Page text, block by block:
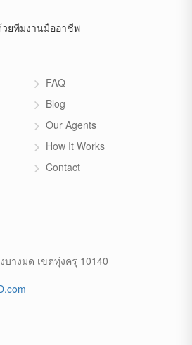
วยทีมงานมืออาชีพ
FAQ
Blog
Our Agents
How It Works
Contact
างมด เขตทุ่งครุ 10140